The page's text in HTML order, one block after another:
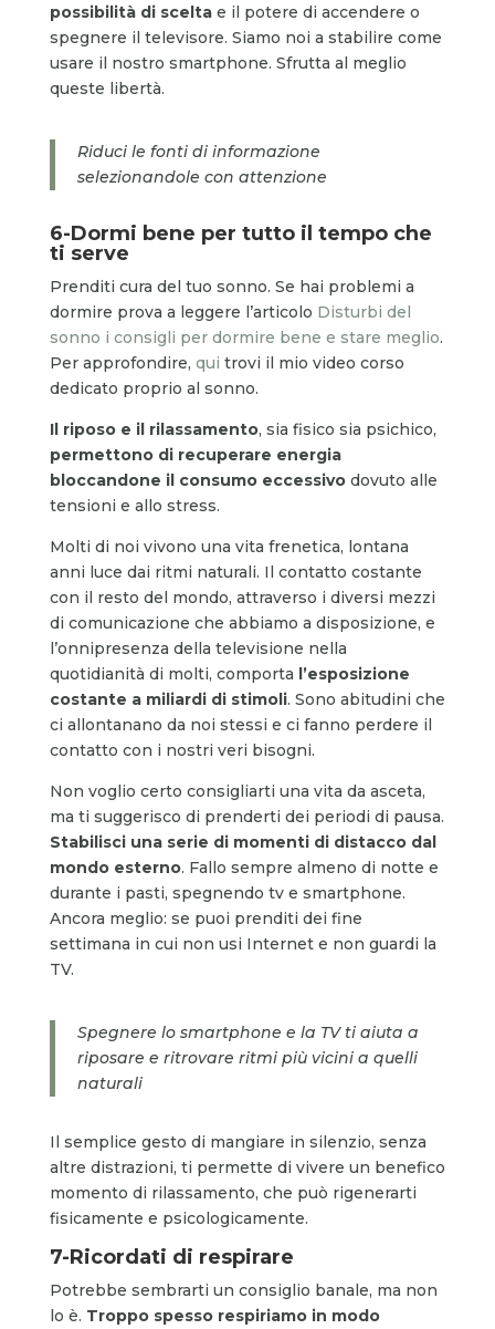
possibilità di scelta e il potere di accendere o
spegnere il televisore. Siamo noi a stabilire come
usare il nostro smartphone. Sfrutta al meglio
queste libertà.
Riduci le fonti di informazione
selezionandole con attenzione
6-Dormi bene per tutto il tempo che
ti serve
Prenditi cura del tuo sonno. Se hai problemi a
dormire prova a leggere l’articolo Disturbi del
sonno i consigli per dormire bene e stare meglio.
Per approfondire, qui trovi il mio video corso
dedicato proprio al sonno.
Il riposo e il rilassamento, sia fisico sia psichico,
permettono di recuperare energia
bloccandone il consumo eccessivo dovuto alle
tensioni e allo stress.
Molti di noi vivono una vita frenetica, lontana
anni luce dai ritmi naturali. Il contatto costante
con il resto del mondo, attraverso i diversi mezzi
di comunicazione che abbiamo a disposizione, e
l’onnipresenza della televisione nella
quotidianità di molti, comporta l’esposizione
costante a miliardi di stimoli. Sono abitudini che
ci allontanano da noi stessi e ci fanno perdere il
contatto con i nostri veri bisogni.
Non voglio certo consigliarti una vita da asceta,
ma ti suggerisco di prenderti dei periodi di pausa.
Stabilisci una serie di momenti di distacco dal
mondo esterno. Fallo sempre almeno di notte e
durante i pasti, spegnendo tv e smartphone.
Ancora meglio: se puoi prenditi dei fine
settimana in cui non usi Internet e non guardi la
TV.
Spegnere lo smartphone e la TV ti aiuta a
riposare e ritrovare ritmi più vicini a quelli
naturali
Il semplice gesto di mangiare in silenzio, senza
altre distrazioni, ti permette di vivere un benefico
momento di rilassamento, che può rigenerarti
fisicamente e psicologicamente.
7-Ricordati di respirare
Potrebbe sembrarti un consiglio banale, ma non
lo è. Troppo spesso respiriamo in modo